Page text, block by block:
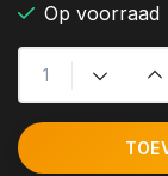
Op voorraad